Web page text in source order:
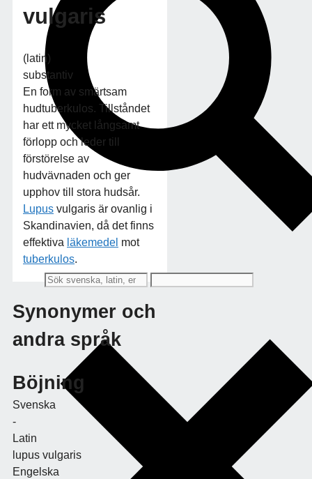
vulgaris
(latin)
substantiv
En form av smärtsam
hudtuberkulos. Tillståndet
har ett mycket långsamt
förlopp och leder till
förstörelse av
hudvävnaden och ger
upphov till stora hudsår.
Lupus vulgaris är ovanlig i
Skandinavien, då det finns
effektiva läkemedel mot
tuberkulos.
Synonymer och
andra språk
Böjning
Svenska
-
Latin
lupus vulgaris
Engelska